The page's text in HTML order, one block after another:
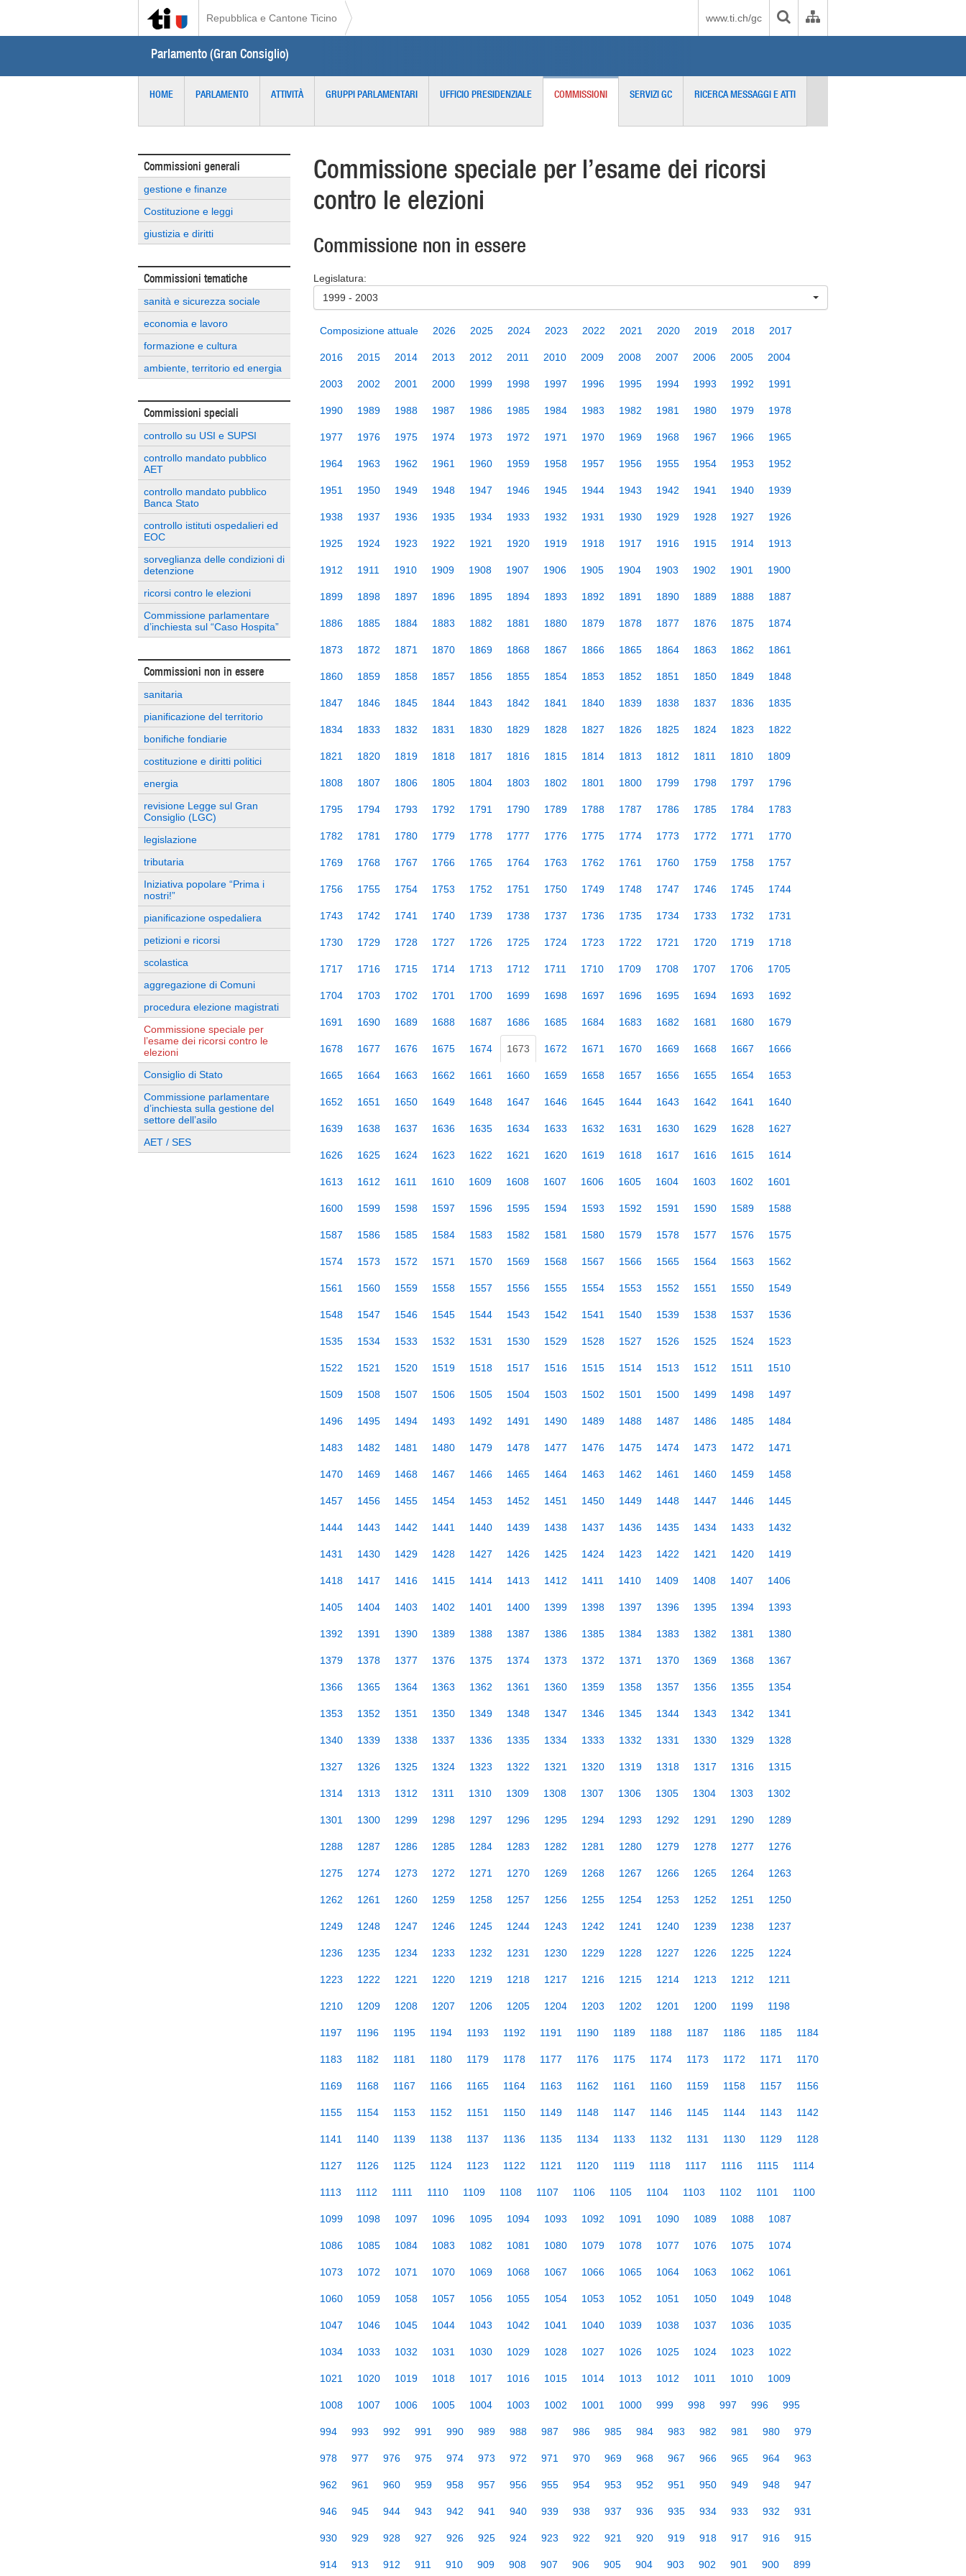
Repubblica e Cantone Ticino www.ti.ch/gc
Parlamento (Gran Consiglio)
HOME PARLAMENTO ATTIVITÀ GRUPPI PARLAMENTARI UFFICIO PRESIDENZIALE COMMISSIONI SERVIZI GC RICERCA MESSAGGI E ATTI
Commissioni generali
gestione e finanze
Costituzione e leggi
giustizia e diritti
Commissioni tematiche
sanità e sicurezza sociale
economia e lavoro
formazione e cultura
ambiente, territorio ed energia
Commissioni speciali
controllo su USI e SUPSI
controllo mandato pubblico
AET
controllo mandato pubblico
Banca Stato
controllo istituti ospedalieri ed
EOC
sorveglianza delle condizioni di
detenzione
ricorsi contro le elezioni
Commissione parlamentare
d’inchiesta sul “Caso Hospita”
Commissioni non in essere
sanitaria
pianificazione del territorio
bonifiche fondiarie
costituzione e diritti politici
energia
revisione Legge sul Gran
Consiglio (LGC)
legislazione
tributaria
Iniziativa popolare “Prima i
nostri!”
pianificazione ospedaliera
petizioni e ricorsi
scolastica
aggregazione di Comuni
procedura elezione magistrati
Commissione speciale per
l’esame dei ricorsi contro le
elezioni
Consiglio di Stato
Commissione parlamentare
d’inchiesta sulla gestione del
settore dell’asilo
AET / SES
Commissione speciale per l’esame dei ricorsi
contro le elezioni
Commissione non in essere
Legislatura:
1999 - 2003
Composizione attuale 2026 2025 2024 2023 2022 2021 2020 2019 2018 2017
2016 2015 2014 2013 2012 2011 2010 2009 2008 2007 2006 2005 2004
2003 2002 2001 2000 1999 1998 1997 1996 1995 1994 1993 1992 1991
1990 1989 1988 1987 1986 1985 1984 1983 1982 1981 1980 1979 1978
1977 1976 1975 1974 1973 1972 1971 1970 1969 1968 1967 1966 1965
1964 1963 1962 1961 1960 1959 1958 1957 1956 1955 1954 1953 1952
1951 1950 1949 1948 1947 1946 1945 1944 1943 1942 1941 1940 1939
1938 1937 1936 1935 1934 1933 1932 1931 1930 1929 1928 1927 1926
1925 1924 1923 1922 1921 1920 1919 1918 1917 1916 1915 1914 1913
1912 1911 1910 1909 1908 1907 1906 1905 1904 1903 1902 1901 1900
1899 1898 1897 1896 1895 1894 1893 1892 1891 1890 1889 1888 1887
1886 1885 1884 1883 1882 1881 1880 1879 1878 1877 1876 1875 1874
1873 1872 1871 1870 1869 1868 1867 1866 1865 1864 1863 1862 1861
1860 1859 1858 1857 1856 1855 1854 1853 1852 1851 1850 1849 1848
1847 1846 1845 1844 1843 1842 1841 1840 1839 1838 1837 1836 1835
1834 1833 1832 1831 1830 1829 1828 1827 1826 1825 1824 1823 1822
1821 1820 1819 1818 1817 1816 1815 1814 1813 1812 1811 1810 1809
1808 1807 1806 1805 1804 1803 1802 1801 1800 1799 1798 1797 1796
1795 1794 1793 1792 1791 1790 1789 1788 1787 1786 1785 1784 1783
1782 1781 1780 1779 1778 1777 1776 1775 1774 1773 1772 1771 1770
1769 1768 1767 1766 1765 1764 1763 1762 1761 1760 1759 1758 1757
1756 1755 1754 1753 1752 1751 1750 1749 1748 1747 1746 1745 1744
1743 1742 1741 1740 1739 1738 1737 1736 1735 1734 1733 1732 1731
1730 1729 1728 1727 1726 1725 1724 1723 1722 1721 1720 1719 1718
1717 1716 1715 1714 1713 1712 1711 1710 1709 1708 1707 1706 1705
1704 1703 1702 1701 1700 1699 1698 1697 1696 1695 1694 1693 1692
1691 1690 1689 1688 1687 1686 1685 1684 1683 1682 1681 1680 1679
1678 1677 1676 1675 1674 1673 1672 1671 1670 1669 1668 1667 1666
1665 1664 1663 1662 1661 1660 1659 1658 1657 1656 1655 1654 1653
1652 1651 1650 1649 1648 1647 1646 1645 1644 1643 1642 1641 1640
1639 1638 1637 1636 1635 1634 1633 1632 1631 1630 1629 1628 1627
1626 1625 1624 1623 1622 1621 1620 1619 1618 1617 1616 1615 1614
1613 1612 1611 1610 1609 1608 1607 1606 1605 1604 1603 1602 1601
1600 1599 1598 1597 1596 1595 1594 1593 1592 1591 1590 1589 1588
1587 1586 1585 1584 1583 1582 1581 1580 1579 1578 1577 1576 1575
1574 1573 1572 1571 1570 1569 1568 1567 1566 1565 1564 1563 1562
1561 1560 1559 1558 1557 1556 1555 1554 1553 1552 1551 1550 1549
1548 1547 1546 1545 1544 1543 1542 1541 1540 1539 1538 1537 1536
1535 1534 1533 1532 1531 1530 1529 1528 1527 1526 1525 1524 1523
1522 1521 1520 1519 1518 1517 1516 1515 1514 1513 1512 1511 1510
1509 1508 1507 1506 1505 1504 1503 1502 1501 1500 1499 1498 1497
1496 1495 1494 1493 1492 1491 1490 1489 1488 1487 1486 1485 1484
1483 1482 1481 1480 1479 1478 1477 1476 1475 1474 1473 1472 1471
1470 1469 1468 1467 1466 1465 1464 1463 1462 1461 1460 1459 1458
1457 1456 1455 1454 1453 1452 1451 1450 1449 1448 1447 1446 1445
1444 1443 1442 1441 1440 1439 1438 1437 1436 1435 1434 1433 1432
1431 1430 1429 1428 1427 1426 1425 1424 1423 1422 1421 1420 1419
1418 1417 1416 1415 1414 1413 1412 1411 1410 1409 1408 1407 1406
1405 1404 1403 1402 1401 1400 1399 1398 1397 1396 1395 1394 1393
1392 1391 1390 1389 1388 1387 1386 1385 1384 1383 1382 1381 1380
1379 1378 1377 1376 1375 1374 1373 1372 1371 1370 1369 1368 1367
1366 1365 1364 1363 1362 1361 1360 1359 1358 1357 1356 1355 1354
1353 1352 1351 1350 1349 1348 1347 1346 1345 1344 1343 1342 1341
1340 1339 1338 1337 1336 1335 1334 1333 1332 1331 1330 1329 1328
1327 1326 1325 1324 1323 1322 1321 1320 1319 1318 1317 1316 1315
1314 1313 1312 1311 1310 1309 1308 1307 1306 1305 1304 1303 1302
1301 1300 1299 1298 1297 1296 1295 1294 1293 1292 1291 1290 1289
1288 1287 1286 1285 1284 1283 1282 1281 1280 1279 1278 1277 1276
1275 1274 1273 1272 1271 1270 1269 1268 1267 1266 1265 1264 1263
1262 1261 1260 1259 1258 1257 1256 1255 1254 1253 1252 1251 1250
1249 1248 1247 1246 1245 1244 1243 1242 1241 1240 1239 1238 1237
1236 1235 1234 1233 1232 1231 1230 1229 1228 1227 1226 1225 1224
1223 1222 1221 1220 1219 1218 1217 1216 1215 1214 1213 1212 1211
1210 1209 1208 1207 1206 1205 1204 1203 1202 1201 1200 1199 1198
1197 1196 1195 1194 1193 1192 1191 1190 1189 1188 1187 1186 1185 1184
1183 1182 1181 1180 1179 1178 1177 1176 1175 1174 1173 1172 1171 1170
1169 1168 1167 1166 1165 1164 1163 1162 1161 1160 1159 1158 1157 1156
1155 1154 1153 1152 1151 1150 1149 1148 1147 1146 1145 1144 1143 1142
1141 1140 1139 1138 1137 1136 1135 1134 1133 1132 1131 1130 1129 1128
1127 1126 1125 1124 1123 1122 1121 1120 1119 1118 1117 1116 1115 1114
1113 1112 1111 1110 1109 1108 1107 1106 1105 1104 1103 1102 1101 1100
1099 1098 1097 1096 1095 1094 1093 1092 1091 1090 1089 1088 1087
1086 1085 1084 1083 1082 1081 1080 1079 1078 1077 1076 1075 1074
1073 1072 1071 1070 1069 1068 1067 1066 1065 1064 1063 1062 1061
1060 1059 1058 1057 1056 1055 1054 1053 1052 1051 1050 1049 1048
1047 1046 1045 1044 1043 1042 1041 1040 1039 1038 1037 1036 1035
1034 1033 1032 1031 1030 1029 1028 1027 1026 1025 1024 1023 1022
1021 1020 1019 1018 1017 1016 1015 1014 1013 1012 1011 1010 1009
1008 1007 1006 1005 1004 1003 1002 1001 1000 999 998 997 996 995
994 993 992 991 990 989 988 987 986 985 984 983 982 981 980 979
978 977 976 975 974 973 972 971 970 969 968 967 966 965 964 963
962 961 960 959 958 957 956 955 954 953 952 951 950 949 948 947
946 945 944 943 942 941 940 939 938 937 936 935 934 933 932 931
930 929 928 927 926 925 924 923 922 921 920 919 918 917 916 915
914 913 912 911 910 909 908 907 906 905 904 903 902 901 900 899